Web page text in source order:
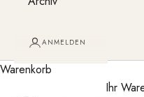
ANMELDEN
Warenkorb
Ihr